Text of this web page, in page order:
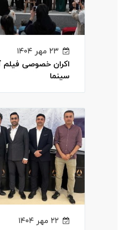
اکران خصوصی فیلم
سینما